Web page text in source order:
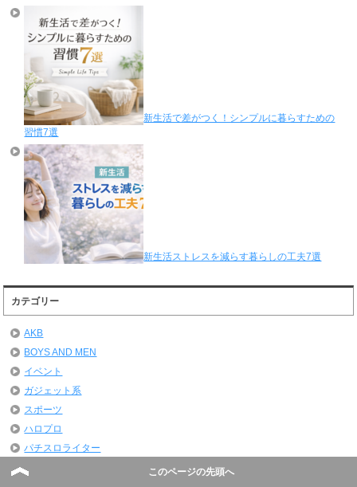
新生活で差がつく！シンプルに暮らすための
習慣7選
新生活ストレスを減らす暮らしの工夫7選
カテゴリー
AKB
BOYS AND MEN
イベント
ガジェット系
スポーツ
ハロプロ
パチスロライター
このページの先頭へ